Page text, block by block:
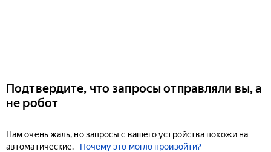
Подтвердите, что запросы отправляли вы, а
не робот
Нам очень жаль, но запросы с вашего устройства похожи на
автоматические.
Почему это могло произойти?